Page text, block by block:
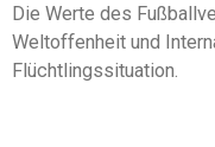
Die Werte des
Weltoffenheit und
Flüchtlingssituation.